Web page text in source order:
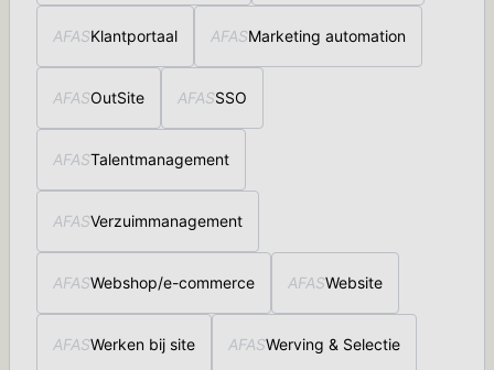
AFASKlantportaal AFASMarketing automation
AFASOutSite AFASSSO
AFASTalentmanagement
AFASVerzuimmanagement
AFASWebshop/e-commerce AFASWebsite
AFASWerken bij site AFASWerving & Selectie